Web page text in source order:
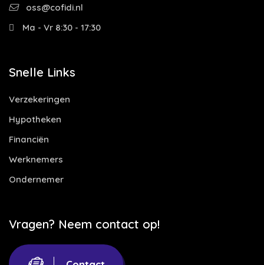
oss@cofidi.nl
Ma - Vr 8:30 - 17:30
Snelle Links
Verzekeringen
Hypotheken
Financiën
Werknemers
Ondernemer
Vragen? Neem contact op!